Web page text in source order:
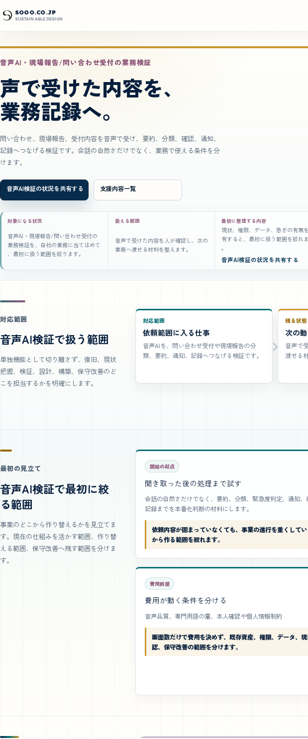
SOOO.CO.JP
SUSTAIN ABLE DESIGN
音声AI・現場報告/問い合わせ受付の業務検証
声で受けた内容を、
業務記録へ。
問い合わせ、現場報告、受付内容を音声で受け、要約、分類、確認、通知、
記録へつなげる検証です。会話の自然さだけでなく、業務で使える条件を分
けます。
音声AI検証の状況を共有する 支援内容一覧
対象になる状況
音声AI・現場報告/問い合わせ受付の
業務検証を、自社の業務に当てはめて
、最初に扱う範囲を絞ります。
扱える範囲
音声で受けた内容を人が確認し、次の
業務へ渡せる材料を整えます。
最初に整理する内容
現状、権限、データ、急ぎの有無
有すると、最初に扱う範囲を絞れ
。
音声AI検証の状況を共有する
対応範囲
音声AI検証で扱う範囲
単独機能として切り離さず、復旧、現状
把握、検証、設計、構築、保守改善のど
こを担当するかを明確にします。
対応範囲
依頼範囲に入る仕事
音声AIを、問い合わせ受付や現場報告の分
類、要約、通知、記録へつなげる検証です。
残る状態
次の
音声で
渡せる
最初の見立て
音声AI検証で最初に絞
る範囲
事業のどこから作り替えるかを見立てま
す。現在の仕組みを活かす範囲、作り替
える範囲、保守改善へ残す範囲を分けま
す。
開始の起点
聞き取った後の処理まで試す
会話の自然さだけでなく、要約、分類、緊急度判定、通知、
記録までを本番化判断の材料にします。
依頼内容が固まっていなくても、事業の進行を重くして
から作る範囲を絞れます。
費用前提
費用が動く条件を分ける
音声品質、専門用語の量、本人確認や個人情報制約
画面数だけで費用を決めず、既存資産、権限、データ、
認、保守改善の範囲を分けます。